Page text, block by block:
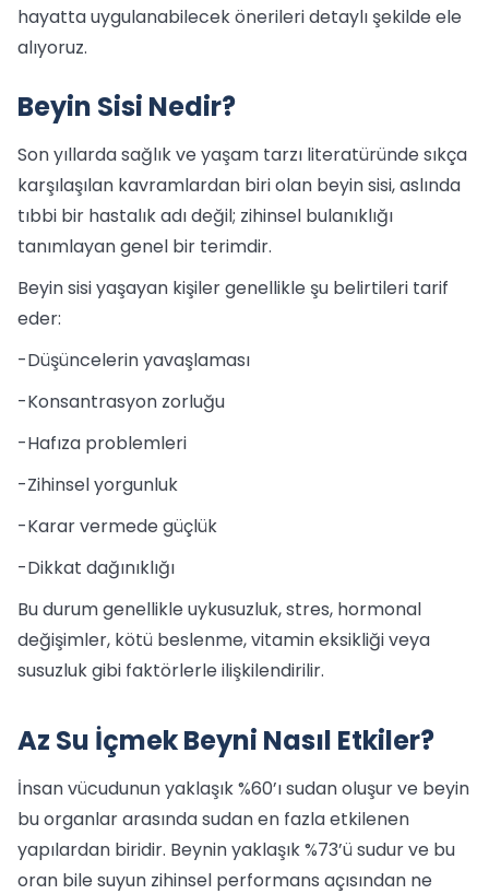
hayatta uygulanabilecek önerileri detaylı şekilde ele
alıyoruz.
Beyin Sisi Nedir?
Son yıllarda sağlık ve yaşam tarzı literatüründe sıkça
karşılaşılan kavramlardan biri olan beyin sisi, aslında
tıbbi bir hastalık adı değil; zihinsel bulanıklığı
tanımlayan genel bir terimdir.
Beyin sisi yaşayan kişiler genellikle şu belirtileri tarif
eder:
-Düşüncelerin yavaşlaması
-Konsantrasyon zorluğu
-Hafıza problemleri
-Zihinsel yorgunluk
-Karar vermede güçlük
-Dikkat dağınıklığı
Bu durum genellikle uykusuzluk, stres, hormonal
değişimler, kötü beslenme, vitamin eksikliği veya
susuzluk gibi faktörlerle ilişkilendirilir.
Az Su İçmek Beyni Nasıl Etkiler?
İnsan vücudunun yaklaşık %60’ı sudan oluşur ve beyin
bu organlar arasında sudan en fazla etkilenen
yapılardan biridir. Beynin yaklaşık %73’ü sudur ve bu
oran bile suyun zihinsel performans açısından ne